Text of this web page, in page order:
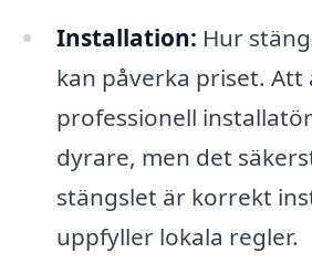
Installation: Hur
kan påverka priset. Att
professionell
dyrare, men det
stängslet är korrekt
uppfyller lokala regler.